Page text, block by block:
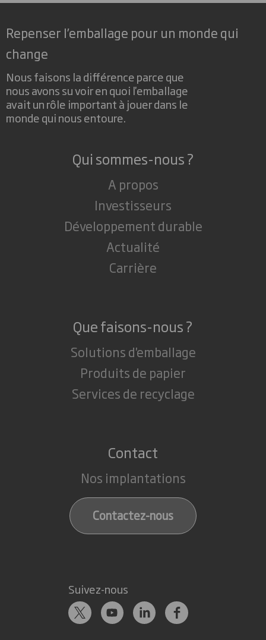
Repenser l’emballage pour un monde qui
change
Nous faisons la différence parce que
nous avons su voir en quoi l'emballage
avait un rôle important à jouer dans le
monde qui nous entoure.
Qui sommes-nous ?
A propos
Investisseurs
Développement durable
Actualité
Carrière
Que faisons-nous ?
Solutions d'emballage
Produits de papier
Services de recyclage
Contact
Nos implantations
Contactez-nous
Suivez-nous